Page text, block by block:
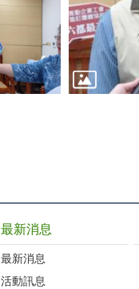
最新消息
最新消息
活動訊息